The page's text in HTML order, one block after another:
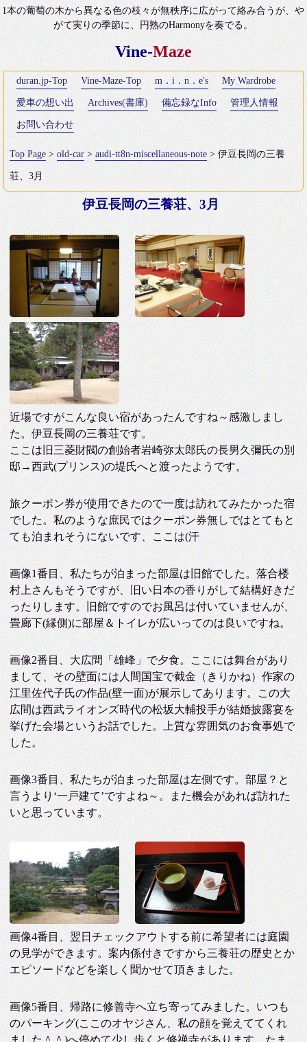
1本の葡萄の木から異なる色の枝々が無秩序に広がって絡み合うが、や
がて実りの季節に、円熟のHarmonyを奏でる。
Vine-Maze
duran.jp-Top Vine-Maze-Top m．i．n．e's My Wardrobe
愛車の想い出 Archives(書庫) 備忘録なInfo 管理人情報
お問い合わせ
Top Page >old-car >audi-tt8n-miscellaneous-note > 伊豆長岡の三養
荘、3月
伊豆長岡の三養荘、3月
近場ですがこんな良い宿があったんですね～感激しまし
た。伊豆長岡の三養荘です。
ここは旧三菱財閥の創始者岩崎弥太郎氏の長男久彌氏の別
邸→西武(プリンス)の堤氏へと渡ったようです。
旅クーポン券が使用できたので一度は訪れてみたかった宿
でした。私のような庶民ではクーポン券無しではとてもと
ても泊まれそうにないです、ここは(汗
画像1番目、私たちが泊まった部屋は旧館でした。落合楼
村上さんもそうですが、旧い日本の香りがして結構好きだ
ったりします。旧館ですのでお風呂は付いていませんが、
畳廊下(縁側)に部屋＆トイレが広いってのは良いですね。
画像2番目、大広間「雄峰」で夕食。ここには舞台があり
まして、その壁面には人間国宝で截金（きりかね）作家の
江里佐代子氏の作品(壁一面)が展示してあります。この大
広間は西武ライオンズ時代の松坂大輔投手が結婚披露宴を
挙げた会場というお話でした。上質な雰囲気のお食事処で
した。
画像3番目、私たちが泊まった部屋は左側です。部屋？と
言うより‘一戸建て’ですよね～。また機会があれば訪れた
いと思っています。
画像4番目、翌日チェックアウトする前に希望者には庭園
の見学ができます。案内係付きですから三養荘の歴史とか
エピソードなどを楽しく聞かせて頂きました。
画像5番目、帰路に修善寺へ立ち寄ってみました。いつも
のパーキング(ここのオヤジさん、私の顔を覚えててくれ
ました＾＾)へ停めて少し歩くと修禅寺があります。たま